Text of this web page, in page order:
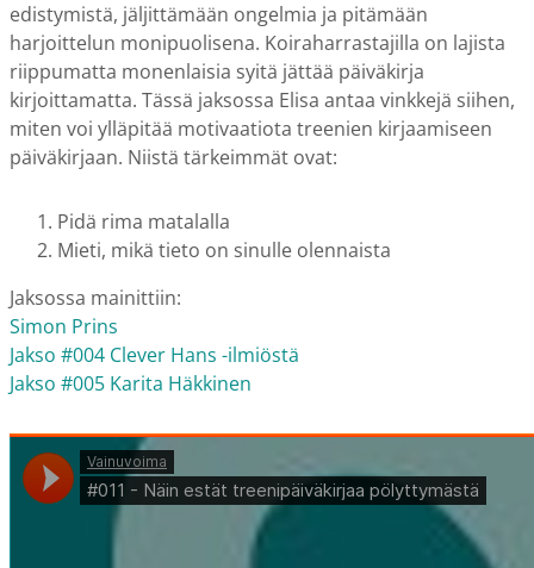
edistymistä, jäljittämään ongelmia ja pitämään
harjoittelun monipuolisena. Koiraharrastajilla on lajista
riippumatta monenlaisia syitä jättää päiväkirja
kirjoittamatta. Tässä jaksossa Elisa antaa vinkkejä siihen,
miten voi ylläpitää motivaatiota treenien kirjaamiseen
päiväkirjaan. Niistä tärkeimmät ovat:
Pidä rima matalalla
Mieti, mikä tieto on sinulle olennaista
Jaksossa mainittiin:
Simon Prins
Jakso #004 Clever Hans -ilmiöstä
Jakso #005 Karita Häkkinen